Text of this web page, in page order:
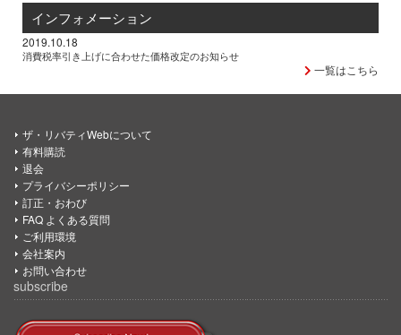
インフォメーション
2019.10.18
消費税率引き上げに合わせた価格改定のお知らせ
一覧はこちら
ザ・リバティWebについて
有料購読
退会
プライバシーポリシー
訂正・おわび
FAQ よくある質問
ご利用環境
会社案内
お問い合わせ
subscribe